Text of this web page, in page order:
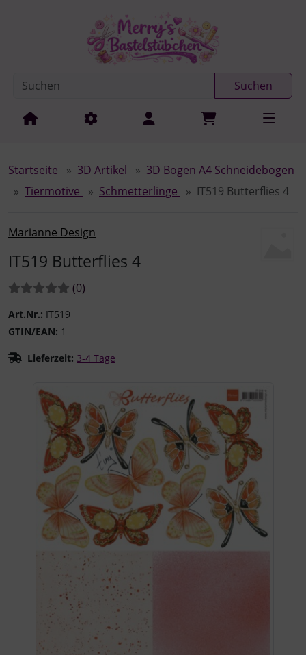
Springe zur Navigation
Suchen
Startseite 3D Artikel
3D Bogen A4 Schneidebogen
Tiermotive
Schmetterlinge IT519 Butterflies 4
Marianne Design
IT519 Butterflies 4
Bewertungen:
(0Bewertungen
)
Art.Nr.: IT519
GTIN/EAN: 1
Lieferzeit: 3-4 Tage
Wenn mehr als ein Produktbild existiert, können Sie die